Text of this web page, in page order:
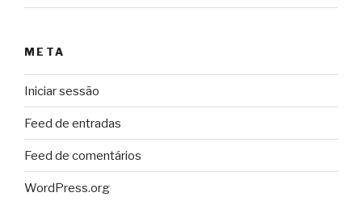
META
Iniciar sessão
Feed de entradas
Feed de comentários
WordPress.org